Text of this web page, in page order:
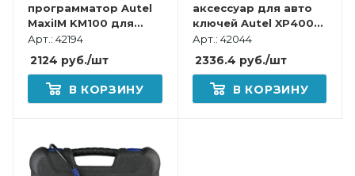
программатор Autel
MaxiIM KM100 для
программирования
ключей и
иммобилайзеров.
Арт.: 42194
2124 руб./шт
В КОРЗИНУ
аксессуар для авто
ключей Autel XP400
PRO
Арт.: 42044
2336.4 руб./шт
В КОРЗИНУ